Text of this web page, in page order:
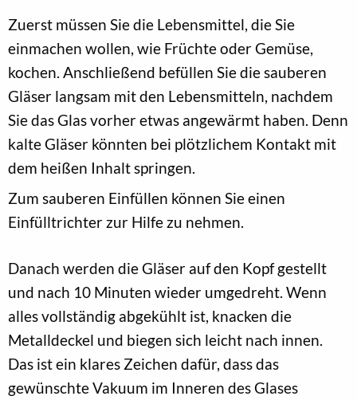
Zuerst müssen Sie die Lebensmittel, die Sie
einmachen wollen, wie Früchte oder Gemüse,
kochen. Anschließend befüllen Sie die sauberen
Gläser langsam mit den Lebensmitteln, nachdem
Sie das Glas vorher etwas angewärmt haben. Denn
kalte Gläser könnten bei plötzlichem Kontakt mit
dem heißen Inhalt springen.
Zum sauberen Einfüllen können Sie einen
Einfülltrichter zur Hilfe zu nehmen.
Danach werden die Gläser auf den Kopf gestellt
und nach 10 Minuten wieder umgedreht. Wenn
alles vollständig abgekühlt ist, knacken die
Metalldeckel und biegen sich leicht nach innen.
Das ist ein klares Zeichen dafür, dass das
gewünschte Vakuum im Inneren des Glases